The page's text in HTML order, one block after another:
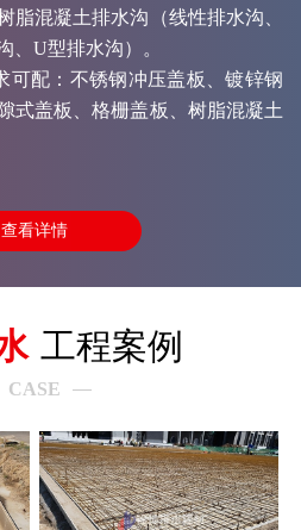
脂混凝土排水沟（线性排水沟、
、U型排水沟）。
配：不锈钢冲压盖板、镀锌钢
式盖板、格栅盖板、树脂混凝土
查看详情
工程案例
CASE